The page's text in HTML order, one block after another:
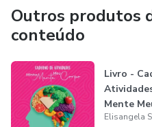
Outros produtos
conteúdo
Livro -
Mente